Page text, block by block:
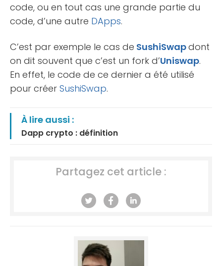
code, ou en tout cas une grande partie du
code, d’une autre DApps.
C’est par exemple le cas de SushiSwapdont
on dit souvent que c’est un fork d’Uniswap.
En effet, le code de ce dernier a été utilisé
pour créer SushiSwap.
À lire aussi :
Dapp crypto : définition
Partagez cet article :